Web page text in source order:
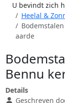
U bevindt zich
Heelal &
aarde
Bennu
Details
Geschreven